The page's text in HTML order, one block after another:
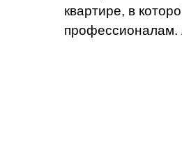
квартире, в
профессионалам.